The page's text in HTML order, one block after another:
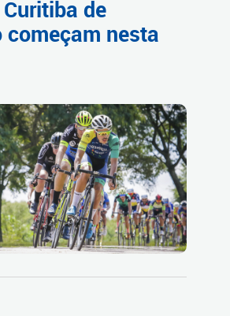
de
começam nesta